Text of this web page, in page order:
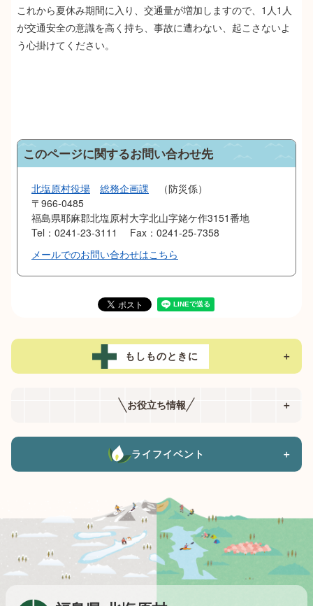
これから夏休み期間に入り、交通量が増加しますので、1人1人
が交通安全の意識を高く持ち、事故に遭わない、起こさないよ
う心掛けてください。
このページに関するお問い合わせ先
北塩原村役場 総務企画課
防災係
〒966-0485
福島県耶麻郡北塩原村大字北山字姥ケ作3151番地
Tel：0241-23-3111
Fax：0241-25-7358
メールでのお問い合わせはこちら
もしものときに ＋
お役立ち情報 ＋
ライフイベント ＋